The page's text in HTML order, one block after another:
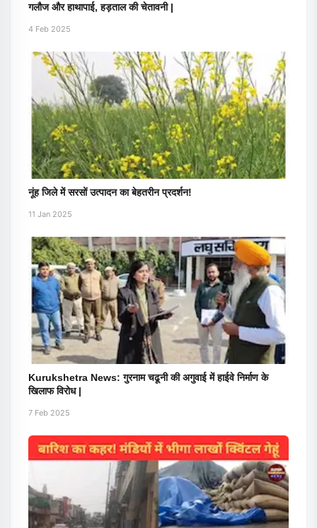
गलौज और हाथापाई, हड़ताल की चेतावनी |
4 Feb 2025
नूंह जिले में सरसों उत्पादन का बेहतरीन प्रदर्शन!
11 Jan 2025
Kurukshetra News: गुरनाम चढूनी की अगुवाई में हाईवे निर्माण के
खिलाफ विरोध |
7 Feb 2025